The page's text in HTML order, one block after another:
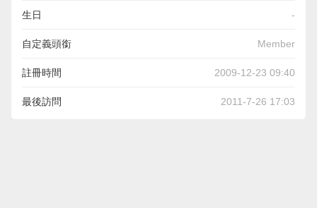
生日 -
自定義頭銜 Member
註冊時間 2009-12-23 09:40
最後訪問 2011-7-26 17:03